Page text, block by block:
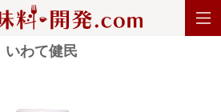
いわて健民